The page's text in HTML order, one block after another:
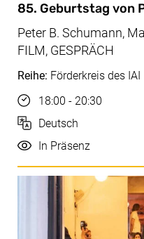
85. Geburtstag von
Peter B. Schumann,
FILM, GESPRÄCH
Reihe: Förderkreis des IAI
Uhrzeit
18:00 - 20:30
Sprache
Deutsch
Durchführung
In Präsenz